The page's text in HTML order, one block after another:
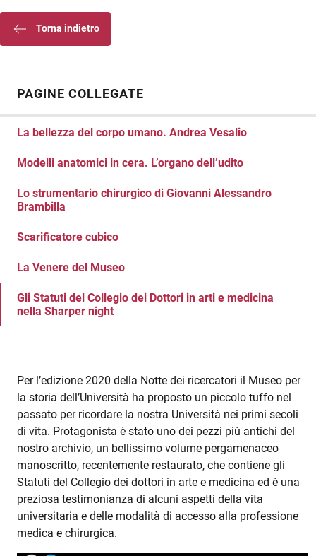
Torna indietro
PAGINE COLLEGATE
La bellezza del corpo umano. Andrea Vesalio
Modelli anatomici in cera. L’organo dell’udito
Lo strumentario chirurgico di Giovanni Alessandro
Brambilla
Scarificatore cubico
La Venere del Museo
Gli Statuti del Collegio dei Dottori in arti e medicina
nella Sharper night
Per l’edizione 2020 della Notte dei ricercatori il Museo per
la storia dell’Università ha proposto un piccolo tuffo nel
passato per ricordare la nostra Università nei primi secoli
di vita. Protagonista è stato uno dei pezzi più antichi del
nostro archivio, un bellissimo volume pergamenaceo
manoscritto, recentemente restaurato, che contiene gli
Statuti del Collegio dei dottori in arte e medicina ed è una
preziosa testimonianza di alcuni aspetti della vita
universitaria e delle modalità di accesso alla professione
medica e chirurgica.